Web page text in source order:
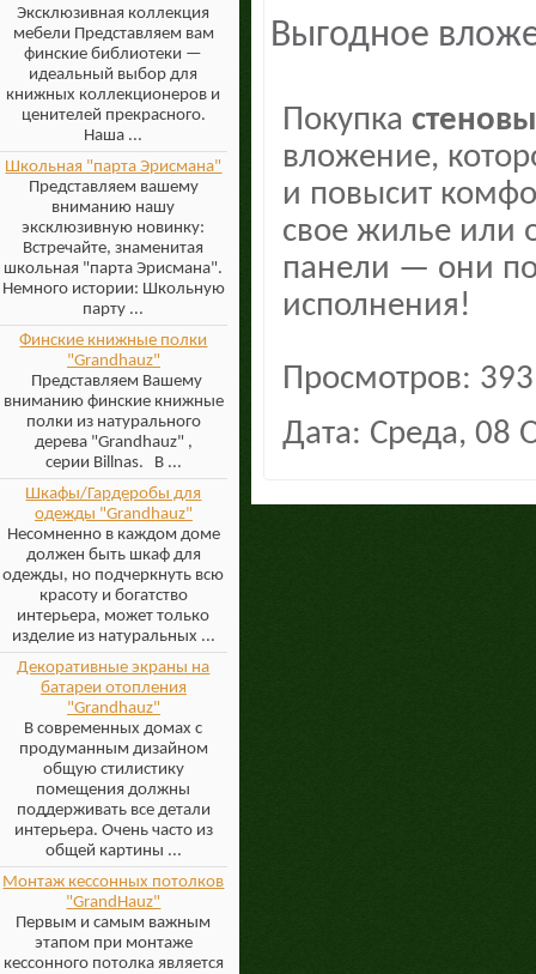
Эксклюзивная коллекция
мебели Представляем вам
финские библиотеки —
идеальный выбор для
книжных коллекционеров и
ценителей прекрасного.
Наша ...
Школьная "парта Эрисмана"
Представляем вашему
вниманию нашу
эксклюзивную новинку:
Встречайте, знаменитая
школьная "парта Эрисмана".
Немного истории: Школьную
парту ...
Финские книжные полки
"Grandhauz"
Представляем Вашему
вниманию финские книжные
полки из натурального
дерева "Grandhauz" ,
серии Billnas. В ...
Шкафы/Гардеробы для
одежды "Grandhauz"
Несомненно в каждом доме
должен быть шкаф для
одежды, но подчеркнуть всю
красоту и богатство
интерьера, может только
изделие из натуральных ...
Декоративные экраны на
батареи отопления
"Grandhauz"
В современных домах с
продуманным дизайном
общую стилистику
помещения должны
поддерживать все детали
интерьера. Очень часто из
общей картины ...
Монтаж кессонных потолков
"GrandHauz"
Первым и самым важным
этапом при монтаже
кессонного потолка является
Выгодное
Покупка
вложение,
и повысит
свое жилье или
панели — они
исполнения!
Просмотров: 393
Дата: Среда, 08